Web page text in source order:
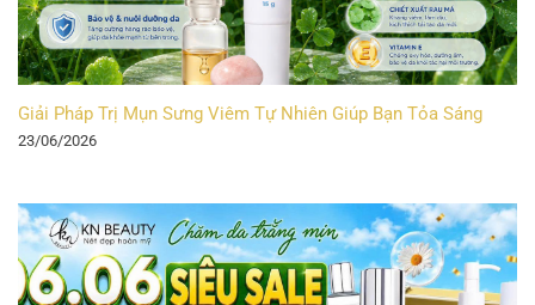
Giải Pháp Trị Mụn Sưng Viêm Tự Nhiên Giúp Bạn Tỏa Sáng
23/06/2026